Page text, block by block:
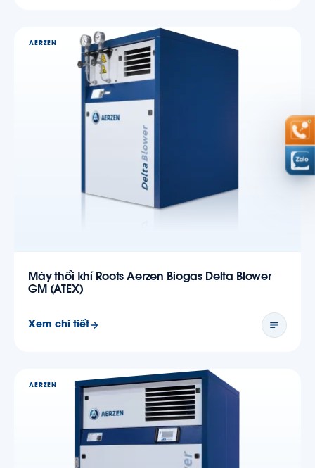
AERZEN
Máy thổi khí Roots Aerzen Biogas Delta Blower
GM (ATEX)
Xem chi tiết
AERZEN